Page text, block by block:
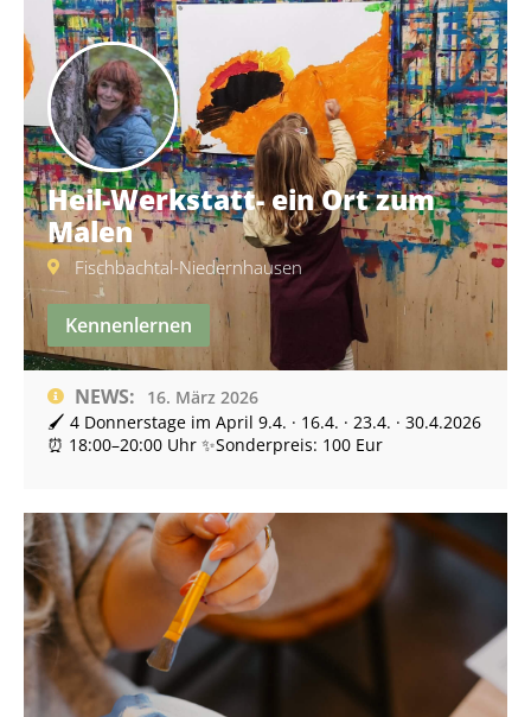
Heil-Werkstatt- ein Ort zum
Malen
Fischbachtal-Niedernhausen
Kennenlernen
NEWS:
16. März 2026
🖌 4 Donnerstage im April 9.4. · 16.4. · 23.4. · 30.4.2026
⏰ 18:00–20:00 Uhr ✨Sonderpreis: 100 Eur